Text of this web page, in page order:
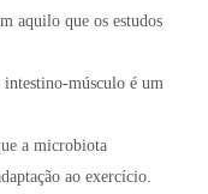
aquilo que os estudos
músculo é um
a microbiota
ao exercício.